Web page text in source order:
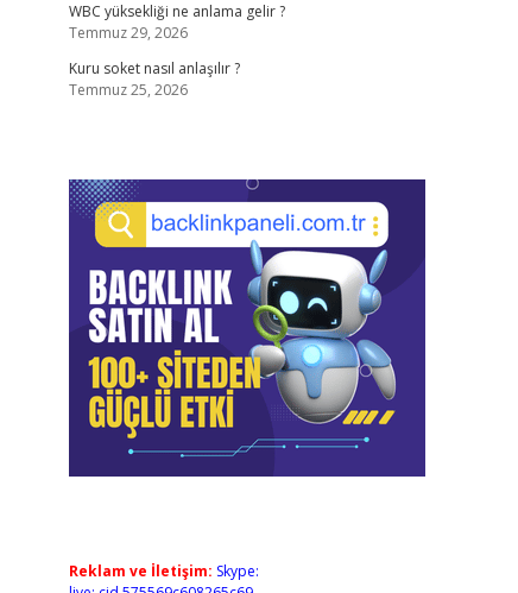
WBC yüksekliği ne anlama gelir ?
Temmuz 29, 2026
Kuru soket nasıl anlaşılır ?
Temmuz 25, 2026
Reklam ve İletişim: Skype: